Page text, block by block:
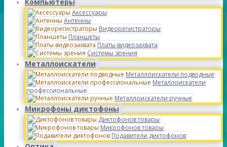
Аксессуары
Антенны
Видеорегистраторы
Планшеты
Платы видеозахвата
Системы зрения
Металлоискатели
Металлоискатели подводные
Металлоискатели
профессиональные
Металлоискатели ручные
Микрофоны диктофоны
Диктофонов товары
Микрофонов товары
Подавители диктофонов